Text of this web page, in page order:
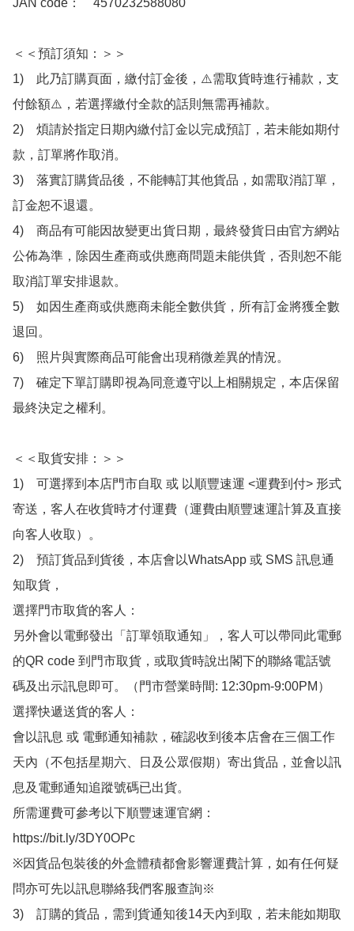
＜＜預訂須知：＞＞
1)　此乃訂購頁面，繳付訂金後，⚠️需取貨時進行補款，支
付餘額⚠️，若選擇繳付全款的話則無需再補款。
2)　煩請於指定日期內繳付訂金以完成預訂，若未能如期付
款，訂單將作取消。
3)　落實訂購貨品後，不能轉訂其他貨品，如需取消訂單，
訂金恕不退還。
4)　商品有可能因故變更出貨日期，最終發貨日由官方網站
公佈為準，除因生產商或供應商問題未能供貨，否則恕不能
取消訂單安排退款。
5)　如因生產商或供應商未能全數供貨，所有訂金將獲全數
退回。
6)　照片與實際商品可能會出現稍微差異的情況。
7)　確定下單訂購即視為同意遵守以上相關規定，本店保留
最終決定之權利。
＜＜取貨安排：＞＞
1)　可選擇到本店門市自取 或 以順豐速運 <運費到付> 形式
寄送，客人在收貨時才付運費（運費由順豐速運計算及直接
向客人收取）。
2)　預訂貨品到貨後，本店會以WhatsApp 或 SMS 訊息通
知取貨，
選擇門市取貨的客人：
另外會以電郵發出「訂單領取通知」，客人可以帶同此電郵
的QR code 到門市取貨，或取貨時說出閣下的聯絡電話號
碼及出示訊息即可。（門市營業時間: 12:30pm-9:00PM）
選擇快遞送貨的客人：
會以訊息 或 電郵通知補款，確認收到後本店會在三個工作
天內（不包括星期六、日及公眾假期）寄出貨品，並會以訊
息及電郵通知追蹤號碼已出貨。
所需運費可參考以下順豐速運官網：
https://bit.ly/3DY0OPc
※因貨品包裝後的外盒體積都會影響運費計算，如有任何疑
問亦可先以訊息聯絡我們客服查詢※
3)　訂購的貨品，需到貨通知後14天內到取，若未能如期取